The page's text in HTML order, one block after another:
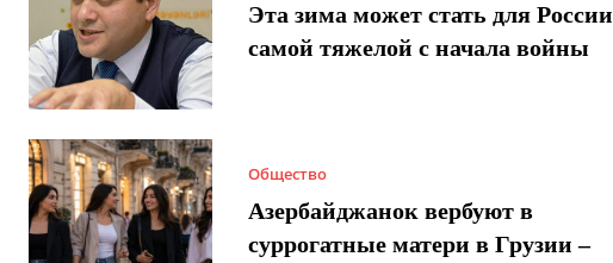
Эта зима может стать для России
самой тяжелой с начала войны
Общество
Азербайджанок вербуют в
суррогатные матери в Грузии –